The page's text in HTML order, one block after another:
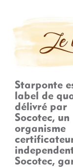
Le
Starponte
label de
délivré par
Socotec, un
organisme
Socotec,